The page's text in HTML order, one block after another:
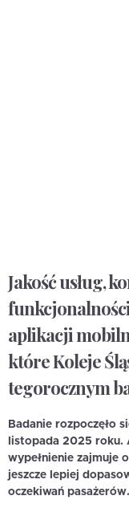
Jakość usług,
aplikacji
które Koleje
tegorocznym
Badanie rozpoczęło
listopada 2025 roku.
wypełnienie zajmuje
jeszcze lepiej
oczekiwań pasażerów.